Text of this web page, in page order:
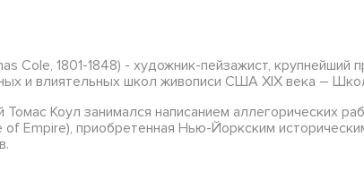
Cole, 1801-1848) - художник-пейзажист,
и влиятельных школ живописи США XIX века –
Коул занимался написанием аллегорических
of Empire), приобретенная Нью-Йоркским